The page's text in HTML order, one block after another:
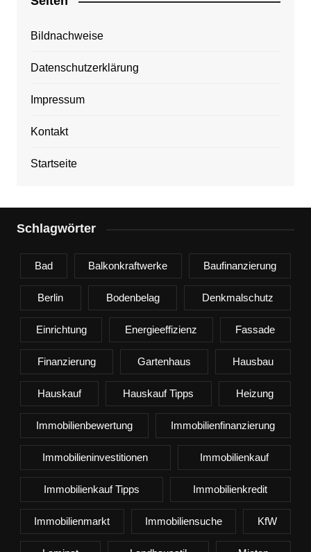
Bildnachweise
Datenschutzerklärung
Impressum
Kontakt
Startseite
Schlagwörter
Bad Balkonkraftwerke Baufinanzierung
Berlin Bodenbelag Denkmalschutz
Einrichtung Energieeffizienz Fassade
Finanzierung Gartenhaus Hausbau
Hauskauf Hauskauf Tipps Heizung
Immobilienbewertung Immobilienfinanzierung
Immobilieninvestitionen Immobilienkauf
Immobilienkauf Tipps Immobilienkredit
Immobilienmarkt Immobiliensuche KfW